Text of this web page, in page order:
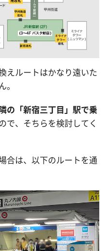
えルートはかなり遠いた
の「新宿三丁目」駅で乗
で、そちらを検討してく
合は、以下のルートを通